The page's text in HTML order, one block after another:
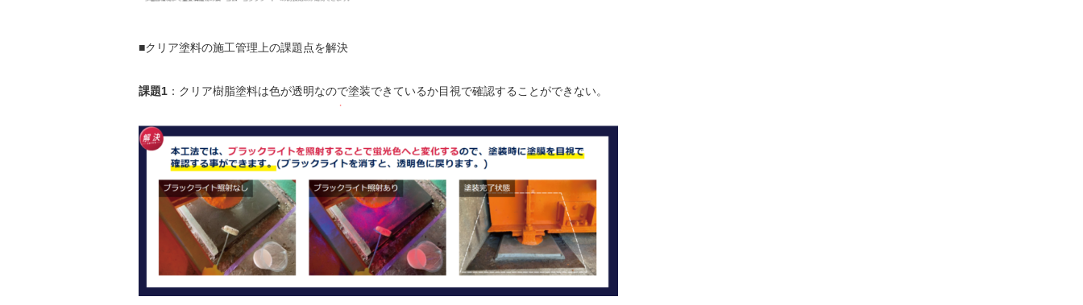
■クリア塗料の施工管理上の課題点を解決
課題1 ：クリア樹脂塗料は色が透明なので塗装できているか目視で確認することができない。